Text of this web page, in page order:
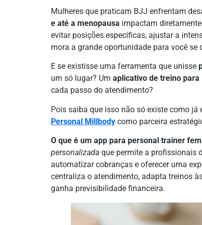
Mulheres que praticam BJJ enfrentam
e até a menopausa impactam
evitar posições específicas, ajustar a
mora a grande oportunidade para você se
E se existisse uma ferramenta que unisse
um só lugar? Um aplicativo de treino
cada passo do atendimento?
Pois saiba que isso não só existe como
Personal Millbody como parceira
O que é um app para personal trainer
personalizada que permite a profissionais
automatizar cobranças e oferecer uma
centraliza o atendimento, adapta treinos
ganha previsibilidade financeira.